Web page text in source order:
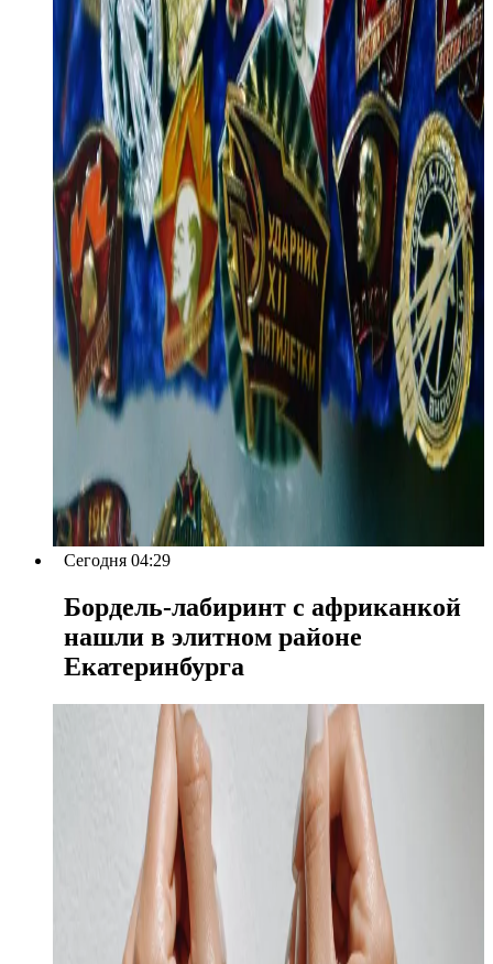
Сегодня 04:29
Бордель-лабиринт с африканкой
нашли в элитном районе
Екатеринбурга